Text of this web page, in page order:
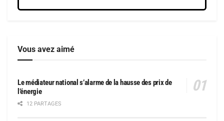
Vous avez aimé
Le médiateur national s’alarme de la hausse des prix de
l’énergie
12 PARTAGES